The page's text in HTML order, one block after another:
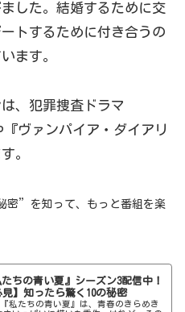
した。結婚するために交
トするために付き合うの
ます。
、犯罪捜査ドラマ
『ヴァンパイア・ダイアリ
。
密”を知って、もっと番組を楽
たちの青い夏』シーズン3配信中！
見】知ったら驚く10の秘密
『私たちの青い夏』は、青春のきらめき